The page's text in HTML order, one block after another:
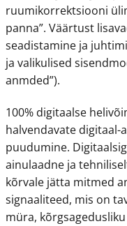
ruumikorrektsiooni
panna”. Väärtust
seadistamine ja
ja valikulised
anmded”).
100% digitaalse
halvendavate
puudumine.
ainulaadne ja
kõrvale jätta mitmed
signaaliteed, mis on
müra,